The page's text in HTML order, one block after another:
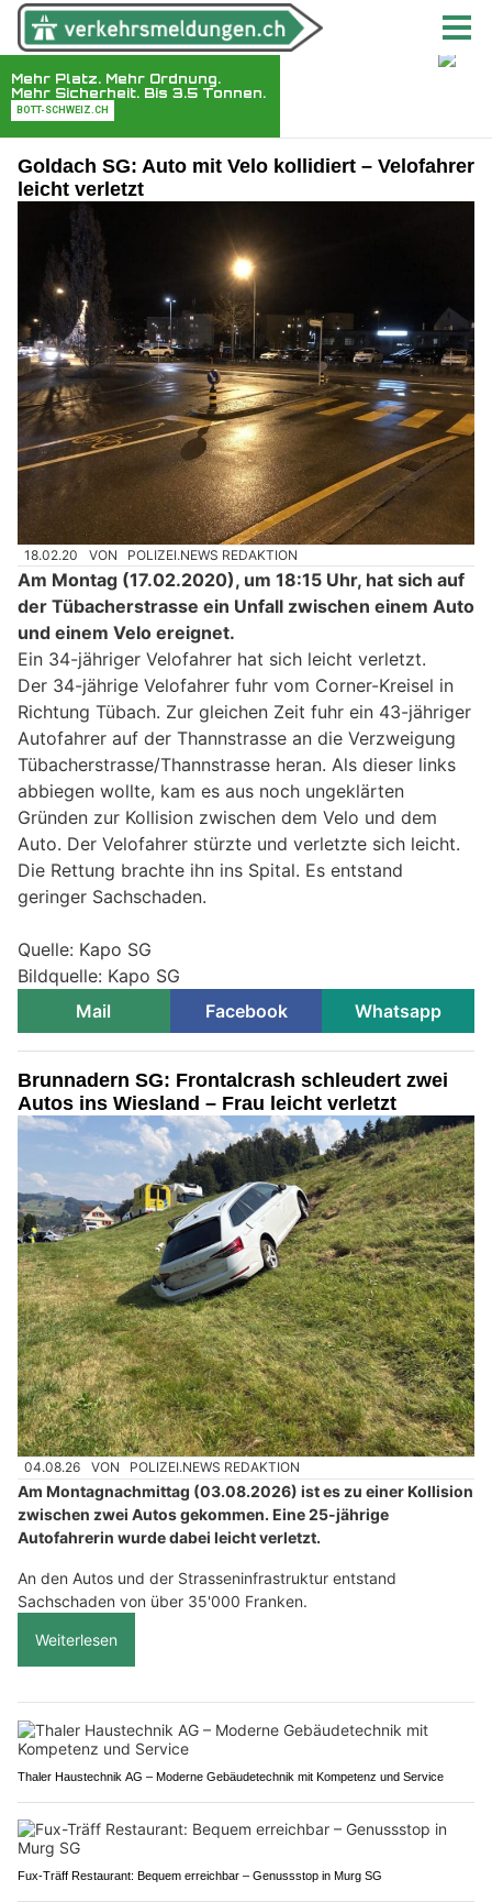
Goldach SG: Auto mit Velo kollidiert – Velofahrer
leicht verletzt
18.02.20 VON POLIZEI.NEWS REDAKTION
Am Montag (17.02.2020), um 18:15 Uhr, hat sich auf
der Tübacherstrasse ein Unfall zwischen einem Auto
und einem Velo ereignet.
Ein 34-jähriger Velofahrer hat sich leicht verletzt.
Der 34-jährige Velofahrer fuhr vom Corner-Kreisel in
Richtung Tübach. Zur gleichen Zeit fuhr ein 43-jähriger
Autofahrer auf der Thannstrasse an die Verzweigung
Tübacherstrasse/Thannstrasse heran. Als dieser links
abbiegen wollte, kam es aus noch ungeklärten
Gründen zur Kollision zwischen dem Velo und dem
Auto. Der Velofahrer stürzte und verletzte sich leicht.
Die Rettung brachte ihn ins Spital. Es entstand
geringer Sachschaden.
Quelle: Kapo SG
Bildquelle: Kapo SG
Mail
Facebook Whatsapp
Brunnadern SG: Frontalcrash schleudert zwei
Autos ins Wiesland – Frau leicht verletzt
04.08.26 VON POLIZEI.NEWS REDAKTION
Am Montagnachmittag (03.08.2026) ist es zu einer Kollision
zwischen zwei Autos gekommen. Eine 25-jährige
Autofahrerin wurde dabei leicht verletzt.
An den Autos und der Strasseninfrastruktur entstand
Sachschaden von über 35'000 Franken.
Weiterlesen
Thaler Haustechnik AG – Moderne Gebäudetechnik mit Kompetenz und Service
Fux-Träff Restaurant: Bequem erreichbar – Genussstop in Murg SG